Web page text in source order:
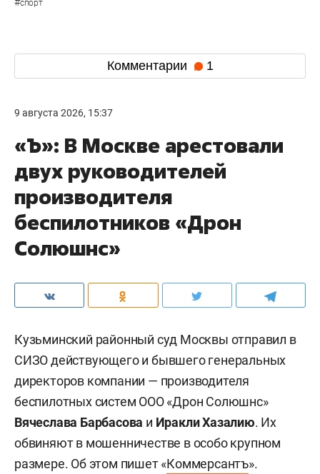
спорт
Комментарии 1
9 августа 2026, 15:37
«Ъ»: В Москве арестовали
двух руководителей
производителя
беспилотников «Дрон
Солюшнс»
Кузьминский районный суд Москвы отправил в
СИЗО действующего и бывшего генеральных
директоров компании — производителя
беспилотных систем ООО «Дрон Солюшнс»
Вячеслава Барбасова и Иракли Хазалию. Их
обвиняют в мошенничестве в особо крупном
размере. Об этом пишет «Коммерсантъ».